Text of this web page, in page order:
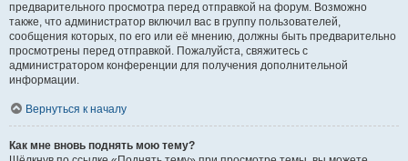
предварительного просмотра перед отправкой на форум. Возможно
также, что администратор включил вас в группу пользователей,
сообщения которых, по его или её мнению, должны быть предварительно
просмотрены перед отправкой. Пожалуйста, свяжитесь с
администратором конференции для получения дополнительной
информации.
Вернуться к началу
Как мне вновь поднять мою тему?